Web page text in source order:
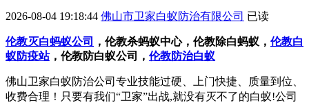
2026-08-04 19:18:44 佛山市卫家白蚁防治有限公司 已读
伦教灭白蚂蚁公司 ，伦教杀蚂蚁中心，伦教除白蚂蚁， 伦教白
蚁防疫站，伦教防白蚁公司， 伦教防治白蚁
佛山卫家白蚁防治公司专业技能过硬、上门快捷、质量到位、
收费合理！只要有我们“卫家”出战,就没有灭不了的白蚁!公司